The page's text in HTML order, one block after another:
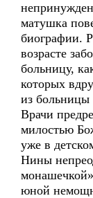
матушка
биографии.
возрасте
больницу,
которых
из больницы
Врачи
милостью
уже в
Нины
юной